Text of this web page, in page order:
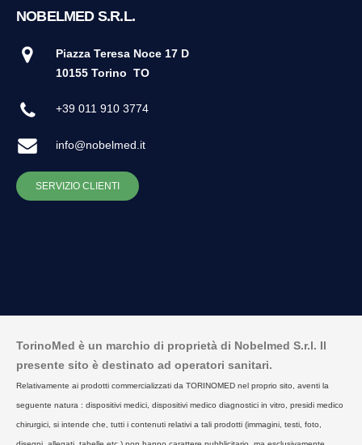
NOBELMED S.R.L.
Piazza Teresa Noce 17 D
10155 Torino TO
+39 011 910 3774
info@nobelmed.it
SERVIZIO CLIENTI
TorinoMed è un marchio di proprietà di Nobelmed S.r.l. Il
presente sito è destinato ad operatori sanitari.
Relativamente ai prodotti commercializzati da TORINOMED nel proprio sito, aventi la
seguente natura : dispositivi medici, dispositivi medico diagnostici in vitro, presidi medico
chirurgici, si intende che, tutti i contenuti relativi a tali prodotti (immagini, testi, foto,